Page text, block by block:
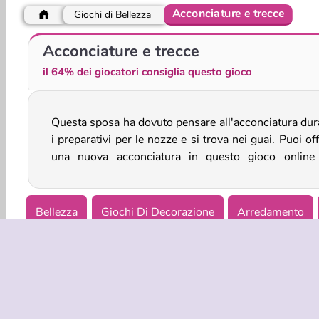
Arty Mouse: Sticker Book
Giochi di Bellezza Acconciature e trecce
Acconciature e trecce
il 64% dei giocatori consiglia questo gioco
Questa sposa ha dovuto pensare all'acconciatura
i preparativi per le nozze e si trova nei guai. Puoi
una nuova acconciatura in questo gioco
ragazze e renderla ancora più bella in tempo
Bellezza Giochi Di Decorazione Arredamento